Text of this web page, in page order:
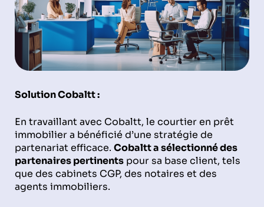
Solution Cobaltt :
En travaillant avec Cobaltt, le courtier en prêt
immobilier a bénéficié d’une stratégie de
partenariat efficace. Cobaltt a sélectionné des
partenaires pertinents pour sa base client, tels
que des cabinets CGP, des notaires et des
agents immobiliers.